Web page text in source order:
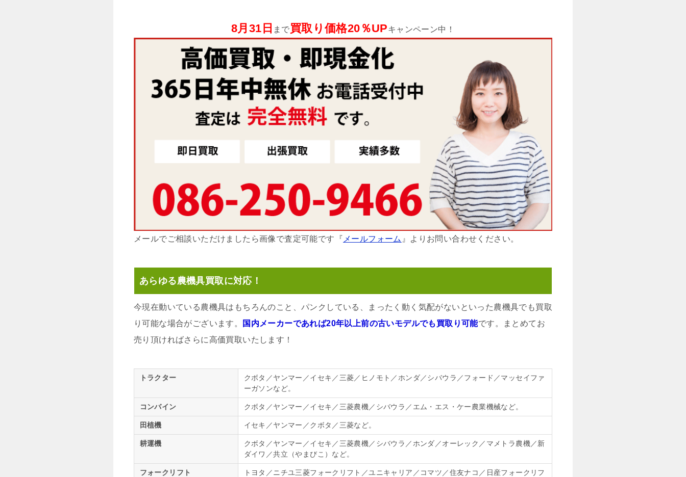
8月31日 まで買取り価格20％UPキャンペーン中！
メールでご相談いただけましたら画像で査定可能です『 メールフォーム 』よりお問い合わせください。
あらゆる農機具買取に対応！
今現在動いている農機具はもちろんのこと、パンクしている、まったく動く気配がないといった農機具でも買取
り可能な場合がございます。
国内メーカーであれば20年以上前の古いモデルでも買取り可能です。まとめてお
売り頂ければさらに高価買取いたします！
トラクター
クボタ／ヤンマー／イセキ／三菱／ヒノモト／ホンダ／シバウラ／フォード／マッセイファ
ーガソンなど。
コンバイン クボタ／ヤンマー／イセキ／三菱農機／シバウラ／エム・エス・ケー農業機械など。
田植機 イセキ／ヤンマー／クボタ／三菱など。
耕運機
クボタ／ヤンマー／イセキ／三菱農機／シバウラ／ホンダ／オーレック／マメトラ農機／新
ダイワ／共立（やまびこ）など。
フォークリフト
トヨタ／ニチユ三菱フォークリフト／ユニキャリア／コマツ／住友ナコ／日産フォークリフ